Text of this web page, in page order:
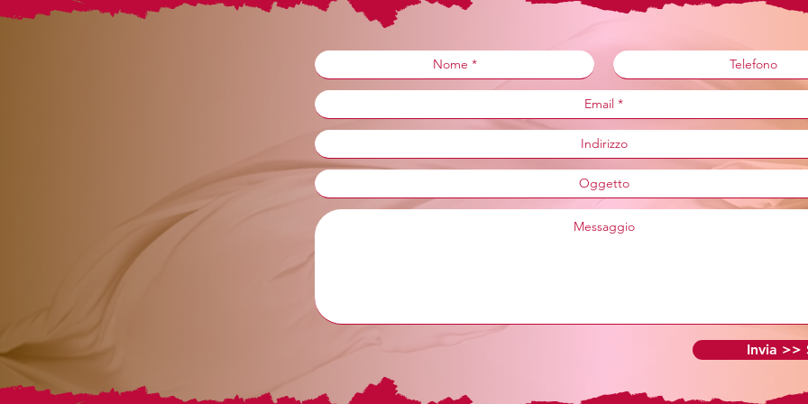
Invia >>